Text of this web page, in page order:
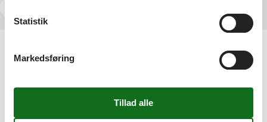
Alle
Geografier
Danmark
Statistik
Markedsføring